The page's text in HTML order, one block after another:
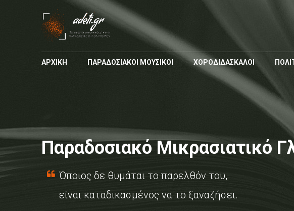
ΑΡΧΙΚΗ ΠΑΡΑΔΟΣΙΑΚΟΙ ΜΟΥΣΙΚΟΙ ΧΟΡΟΔΙΔΑΣΚΑΛΟΙ
Παραδοσιακό Μικρασιατικό
Όποιος δε θυμάται το παρελθόν του,
είναι καταδικασμένος να το ξαναζήσει.